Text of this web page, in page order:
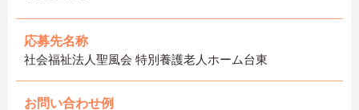
応募先名称
社会福祉法人聖風会 特別養護老人ホーム台東
お問い合わせ例